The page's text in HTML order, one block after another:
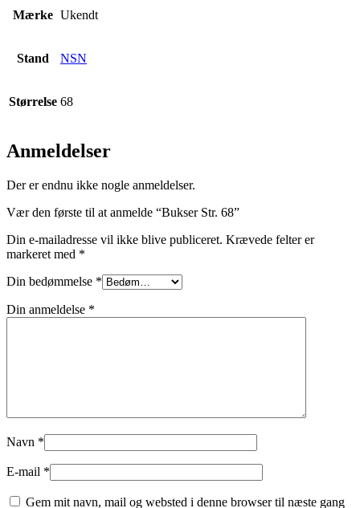
Mærke Ukendt
Stand NSN
Størrelse 68
Anmeldelser
Der er endnu ikke nogle anmeldelser.
Vær den første til at anmelde “Bukser Str. 68”
Din e-mailadresse vil ikke blive publiceret. Krævede felter er
markeret med *
Din bedømmelse *
Din anmeldelse *
Navn *
E-mail *
Gem mit navn, mail og websted i denne browser til næste gang